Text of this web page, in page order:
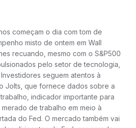
começam o dia com tom de
misto de ontem em Wall
recuando, mesmo com o S&P500
pelo setor de tecnologia,
seguem atentos à
Jolts, que fornece dados sobre a
indicador importante para
de trabalho em meio à
do Fed. O mercado também vai